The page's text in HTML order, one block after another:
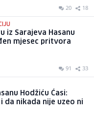
20 18
iz Sarajeva Hasanu
mjesec pritvora
91 33
Hodžiću Ćasi:
da nikada nije uzeo ni